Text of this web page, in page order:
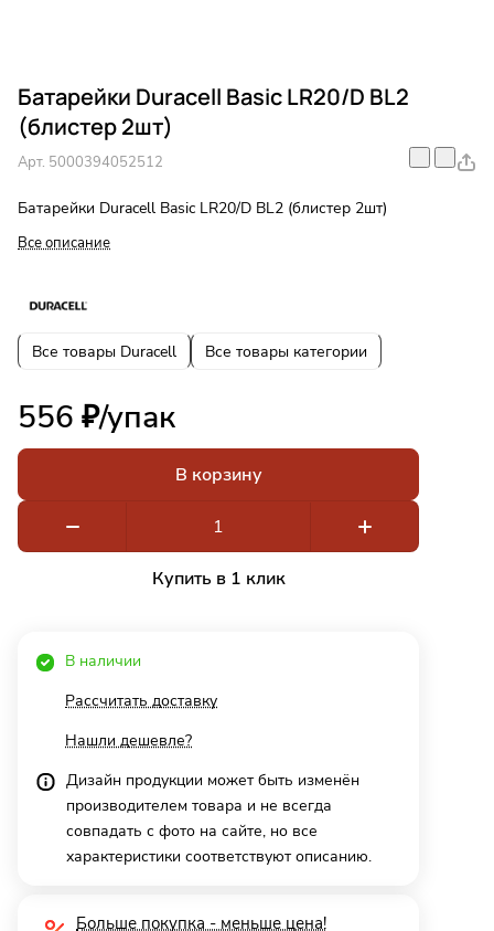
Батарейки Duracell Basic LR20/D BL2
(блистер 2шт)
Арт. 5000394052512
Батарейки Duracell Basic LR20/D BL2 (блистер 2шт)
Все описание
Все товары Duracell Все товары категории
556 ₽/упак
В корзину
Купить в 1 клик
В наличии
Рассчитать доставку
Нашли дешевле?
Дизайн продукции может быть изменён
производителем товара и не всегда
совпадать с фото на сайте, но все
характеристики соответствуют описанию.
Больше покупка - меньше цена!